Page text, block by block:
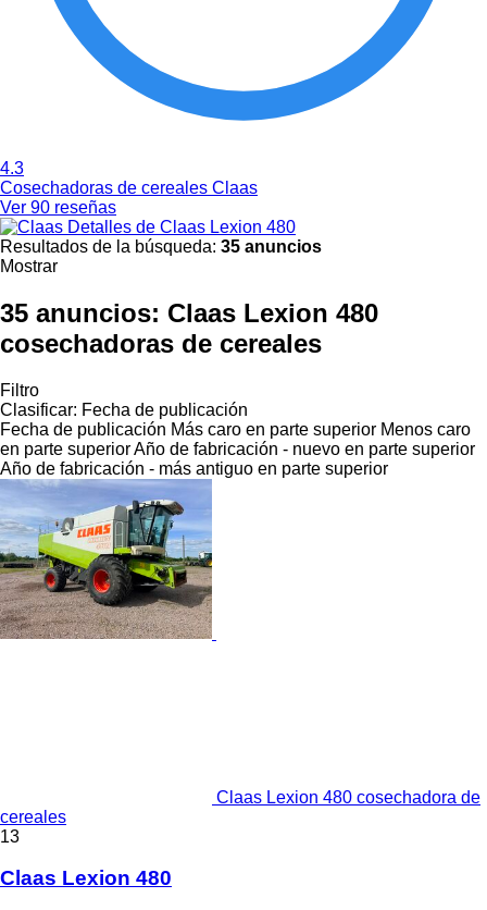
4.3
Cosechadoras de cereales Claas
Ver 90 reseñas
Detalles de Claas Lexion 480
Resultados de la búsqueda: 35 anuncios
Mostrar
35 anuncios: Claas Lexion 480
cosechadoras de cereales
Filtro
Clasificar: Fecha de publicación
Fecha de publicación Más caro en parte superior Menos caro
en parte superiorAño de fabricación - nuevo en parte superior
Año de fabricación - más antiguo en parte superior
Claas Lexion 480 cosechadora de
cereales
13
Claas Lexion 480